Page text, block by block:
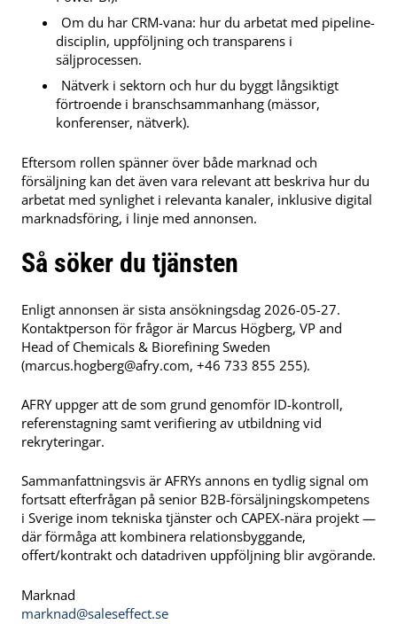
Om du har CRM-vana: hur du arbetat med pipeline-
disciplin, uppföljning och transparens i
säljprocessen.
Nätverk i sektorn och hur du byggt långsiktigt
förtroende i branschsammanhang (mässor,
konferenser, nätverk).
Eftersom rollen spänner över både marknad och
försäljning kan det även vara relevant att beskriva hur du
arbetat med synlighet i relevanta kanaler, inklusive digital
marknadsföring, i linje med annonsen.
Så söker du tjänsten
Enligt annonsen är sista ansökningsdag 2026-05-27.
Kontaktperson för frågor är Marcus Högberg, VP and
Head of Chemicals & Biorefining Sweden
(marcus.hogberg@afry.com, +46 733 855 255).
AFRY uppger att de som grund genomför ID-kontroll,
referenstagning samt verifiering av utbildning vid
rekryteringar.
Sammanfattningsvis är AFRYs annons en tydlig signal om
fortsatt efterfrågan på senior B2B-försäljningskompetens
i Sverige inom tekniska tjänster och CAPEX-nära projekt —
där förmåga att kombinera relationsbyggande,
offert/kontrakt och datadriven uppföljning blir avgörande.
Marknad
marknad@saleseffect.se